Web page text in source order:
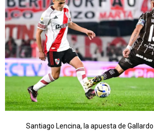
Santiago Lencina, la apuesta de